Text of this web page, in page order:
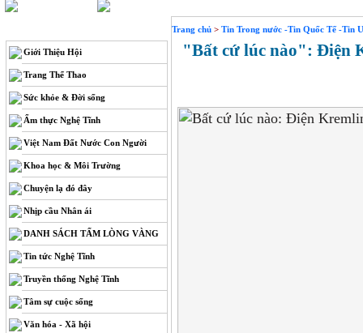
Giới Thiệu Hội
Trang Thể Thao
Sức khỏe & Đời sống
Ẩm thực Nghệ Tĩnh
Việt Nam Đất Nước Con Người
Khoa học & Môi Trường
Chuyện lạ đó đây
Nhịp cầu Nhân ái
DANH SÁCH TẤM LÒNG VÀNG
Tin tức Nghệ Tĩnh
Truyền thống Nghệ Tĩnh
Tâm sự cuộc sống
Văn hóa - Xã hội
Trang chủ > Tin Trong nước -Tin Quốc Tế -Tin
"Bất cứ lúc nào": Điện